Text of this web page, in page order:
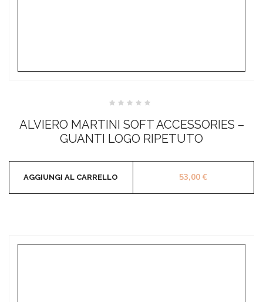
su
5
ALVIERO MARTINI SOFT ACCESSORIES –
GUANTI LOGO RIPETUTO
53,00€
AGGIUNGI AL CARRELLO